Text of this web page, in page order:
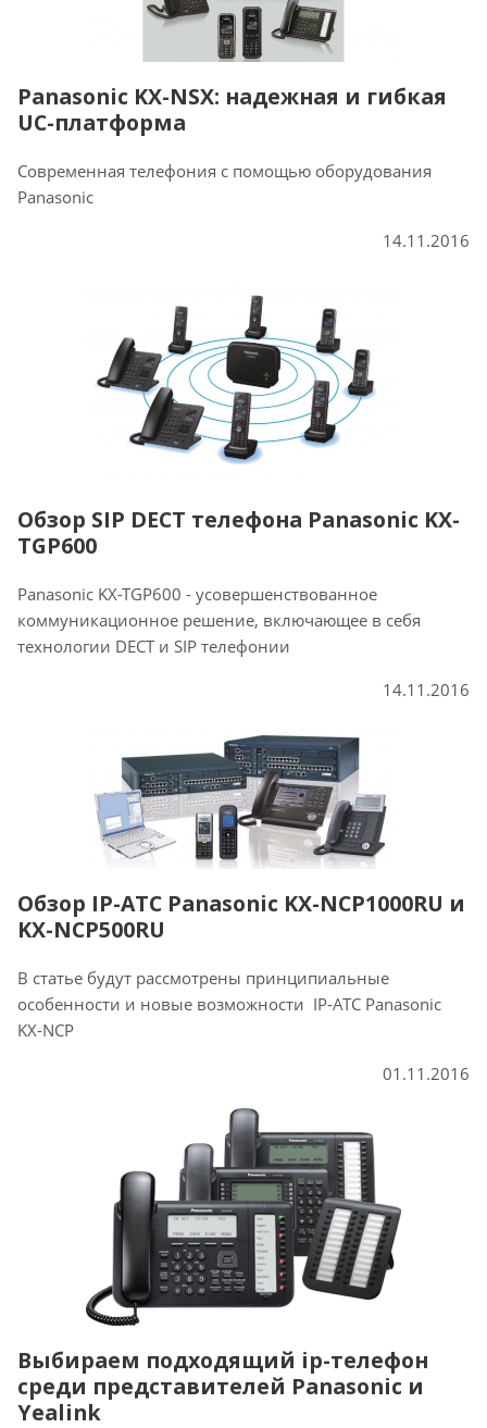
Panasonic KX-NSX: надежная и гибкая
UC-платформа
Современная телефония с помощью оборудования
Panasonic
14.11.2016
Обзор SIP DECT телефона Panasonic KX-
TGP600
Panasonic KX-TGP600 - усовершенствованное
коммуникационное решение, включающее в себя
технологии DECT и SIP телефонии
14.11.2016
Обзор IP-АТС Panasonic KX-NCP1000RU и
KX-NCP500RU
В статье будут рассмотрены принципиальные
особенности и новые возможности IP-АТС Panasonic
KX-NCP
01.11.2016
Выбираем подходящий ip-телефон
среди представителей Panasonic и
Yealink